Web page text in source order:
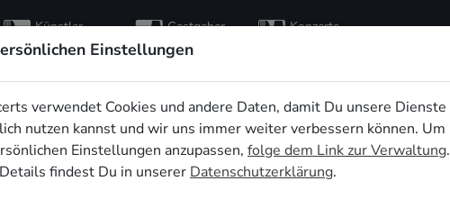
Künstler
entdecken
Gastgeber Konzerte
den
in
Einstellungen
verwendet Cookies und andere Daten, damit Du unsere Dienste
nutzen kannst und wir uns immer weiter verbessern können. Um
Einstellungen anzupassen, folge dem Link zur Verwaltung.
findest Du in unserer Datenschutzerklärung.